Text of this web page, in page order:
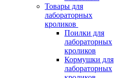
Товары для
лабораторных
кроликов
Поилки для
лабораторных
кроликов
Кормушки для
лабораторных